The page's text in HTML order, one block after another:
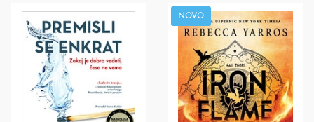
NOVO